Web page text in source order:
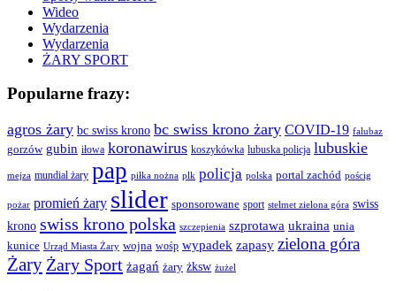
Wideo
Wydarzenia
Wydarzenia
ŻARY SPORT
Popularne frazy:
agros żary bc swiss krono bc swiss krono żary COVID-19 falubaz
gorzów gubin iłowa koronawirus koszykówka lubuska policja lubuskie
mejza mundial żary pap piłka nożna plk policja polska portal zachód pościg
pożar promień żary slider sponsorowane sport stelmet zielona góra swiss
krono swiss krono polska szczepienia szprotawa ukraina unia
kunice Urząd Miasta Żary wojna wośp wypadek zapasy zielona góra
Żary Żary Sport żagań żary żksw żużel